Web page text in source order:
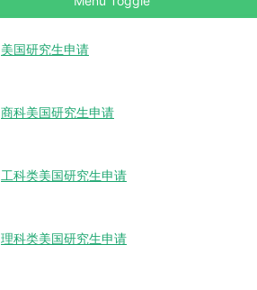
美国研究生申请
商科美国研究生申请
工科类美国研究生申请
理科类美国研究生申请